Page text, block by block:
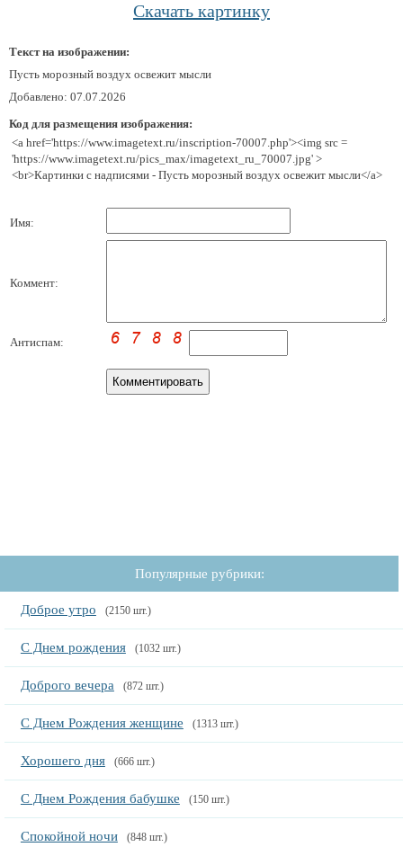
Скачать картинку
Текст на изображении:
Пусть морозный воздух освежит мысли
Добавлено: 07.07.2026
Код для размещения изображения:
<a href='https://www.imagetext.ru/inscription-70007.php'><img src =
'https://www.imagetext.ru/pics_max/imagetext_ru_70007.jpg' >
<br>Картинки с надписями - Пусть морозный воздух освежит мысли</a>
Имя:
Коммент:
Антиспам:
Популярные рубрики:
Доброе утро (2150 шт.)
С Днем рождения (1032 шт.)
Доброго вечера (872 шт.)
С Днем Рождения женщине (1313 шт.)
Хорошего дня (666 шт.)
С Днем Рождения бабушке (150 шт.)
Спокойной ночи (848 шт.)